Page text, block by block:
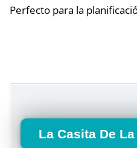
Perfecto para la
La Casita De